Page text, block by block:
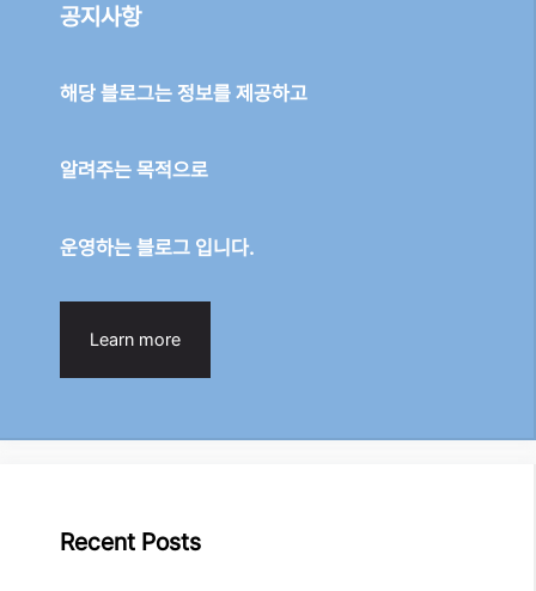
공지사항
해당 블로그는 정보를 제공하고
알려주는 목적으로
운영하는 블로그 입니다.
Learn more
Recent Posts